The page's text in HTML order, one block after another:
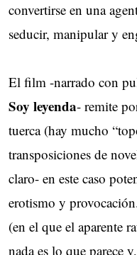
convertirse en una
seducir, manipular y
El film -narrado con
Soy leyenda- remite
tuerca (hay mucho
transposiciones de
claro- en este caso
erotismo y
(en el que el aparente
nada es lo que parece